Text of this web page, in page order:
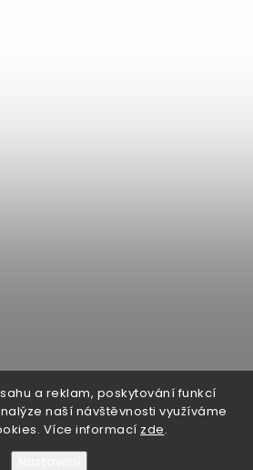
a reklam, poskytování funkcí
naší návštěvnosti využíváme
Více informací zde.